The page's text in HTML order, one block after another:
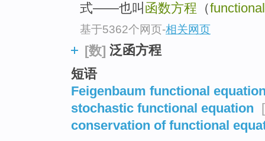
式——也叫 函数方程 （
基于5362个网页-相关网页
[数] 泛函方程
短语
Feigenbaum functional
stochastic functional equation
conservation of functional